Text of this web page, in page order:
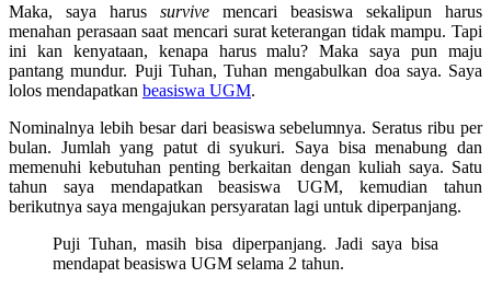
Maka, saya harus survive mencari beasiswa sekalipun harus
menahan perasaan saat mencari surat keterangan tidak mampu. Tapi
ini kan kenyataan, kenapa harus malu? Maka saya pun maju
pantang mundur. Puji Tuhan, Tuhan mengabulkan doa saya. Saya
lolos mendapatkan beasiswa UGM.
Nominalnya lebih besar dari beasiswa sebelumnya. Seratus ribu per
bulan. Jumlah yang patut di syukuri. Saya bisa menabung dan
memenuhi kebutuhan penting berkaitan dengan kuliah saya. Satu
tahun saya mendapatkan beasiswa UGM, kemudian tahun
berikutnya saya mengajukan persyaratan lagi untuk diperpanjang.
Puji Tuhan, masih bisa diperpanjang. Jadi saya bisa
mendapat beasiswa UGM selama 2 tahun.